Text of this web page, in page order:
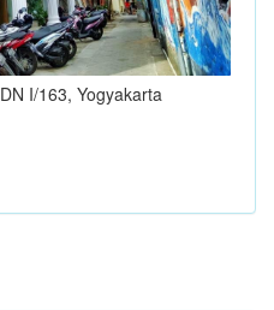
I/163, Yogyakarta